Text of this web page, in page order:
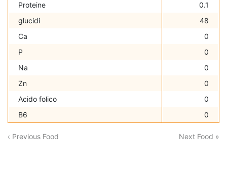
Proteine
0.1
glucidi
48
Ca
0
P
0
Na
0
Zn
0
Acido folico
0
B6
0
‹ Previous Food Next Food »